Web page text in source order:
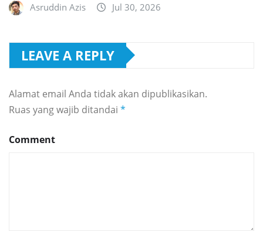
Asruddin Azis Jul 30, 2026
LEAVE A REPLY
Alamat email Anda tidak akan dipublikasikan.
Ruas yang wajib ditandai *
Comment